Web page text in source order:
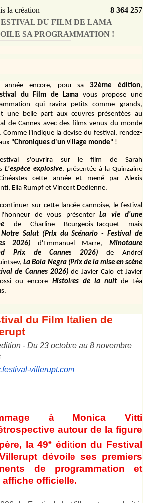
la création
8 364 257
DU FILM DE LAMA
SA PROGRAMMATION !
année encore, pour sa 32ème édition,
du Film de Lama vous propose une
qui ravira petits comme grands,
une belle part aux œuvres présentées au
de Cannes avec des films venus du monde
Comme l'indique la devise du festival, rendez-
"Chroniques d'un village monde" !
s'ouvrira sur le film de Sarah
L'espèce explosive, présentée à la Quinzaine
cette année et mené par Alexis
Ella Rumpf et Vincent Dedienne.
sur cette lancée cannoise, le festival
de vous présenter
La vie d'une
de Charline Bourgeois-Tacquet
mais
Notre Salut (Prix du Scénario - Festival de
2026)
d'Emmanuel Marre,
Minotaure
Prix de Cannes 2026)
de Andreï
La Bola Negra (Prix de la mise en scène
de Cannes 2026) de Javier Calo et Javier
ou encore Histoires de la nuit de Léa
du Film Italien de
- Du 23 octobre au 8 novembre
villerupt.com
à Monica Vitti
autour de la figure
la 49e édition du Festival
dévoile ses premiers
de programmation et
affiche officielle.